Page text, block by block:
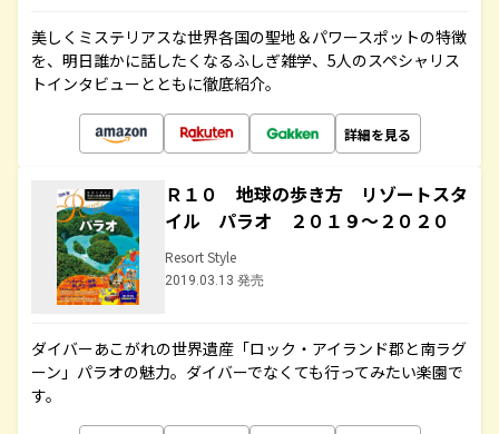
美しくミステリアスな世界各国の聖地＆パワースポットの特徴
を、明日誰かに話したくなるふしぎ雑学、5人のスペシャリス
トインタビューとともに徹底紹介。
詳細を見る
Ｒ１０ 地球の歩き方 リゾートスタ
イル パラオ ２０１９～２０２０
Resort Style
2019.03.13 発売
ダイバーあこがれの世界遺産「ロック・アイランド郡と南ラグ
ーン」パラオの魅力。ダイバーでなくても行ってみたい楽園で
す。